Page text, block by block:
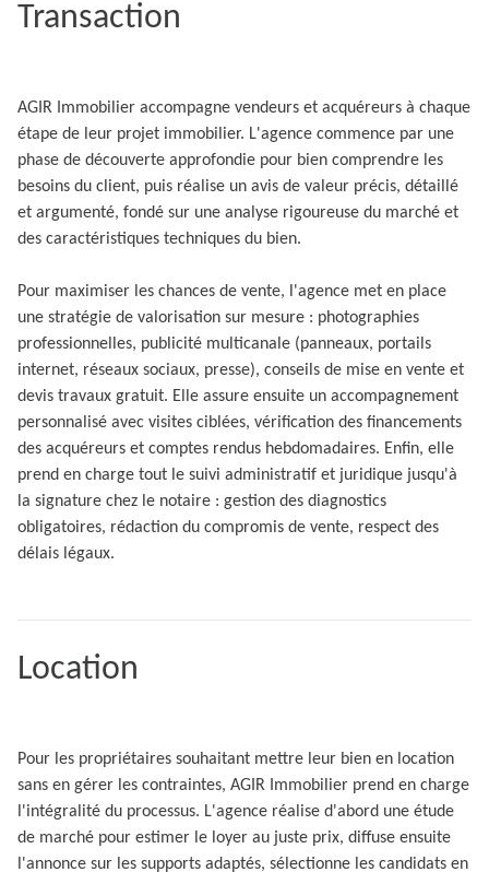
Transaction
AGIR Immobilier accompagne vendeurs et acquéreurs à chaque
étape de leur projet immobilier. L'agence commence par une
phase de découverte approfondie pour bien comprendre les
besoins du client, puis réalise un avis de valeur précis, détaillé
et argumenté, fondé sur une analyse rigoureuse du marché et
des caractéristiques techniques du bien.
Pour maximiser les chances de vente, l'agence met en place
une stratégie de valorisation sur mesure : photographies
professionnelles, publicité multicanale (panneaux, portails
internet, réseaux sociaux, presse), conseils de mise en vente et
devis travaux gratuit. Elle assure ensuite un accompagnement
personnalisé avec visites ciblées, vérification des financements
des acquéreurs et comptes rendus hebdomadaires. Enfin, elle
prend en charge tout le suivi administratif et juridique jusqu'à
la signature chez le notaire : gestion des diagnostics
obligatoires, rédaction du compromis de vente, respect des
délais légaux.
Location
Pour les propriétaires souhaitant mettre leur bien en location
sans en gérer les contraintes, AGIR Immobilier prend en charge
l'intégralité du processus. L'agence réalise d'abord une étude
de marché pour estimer le loyer au juste prix, diffuse ensuite
l'annonce sur les supports adaptés, sélectionne les candidats en